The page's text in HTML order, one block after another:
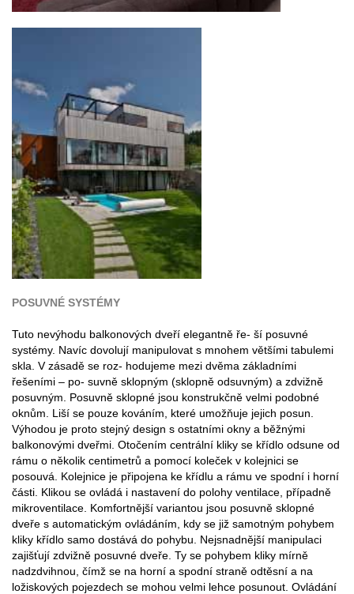
POSUVNÉ SYSTÉMY
Tuto nevýhodu balkonových dveří elegantně ře- ší posuvné
systémy. Navíc dovolují manipulovat s mnohem většími tabulemi
skla. V zásadě se roz- hodujeme mezi dvěma základními
řešeními – po- suvně sklopným (sklopně odsuvným) a zdvižně
posuvným. Posuvně sklopné jsou konstrukčně velmi podobné
oknům. Liší se pouze kováním, které umožňuje jejich posun.
Výhodou je proto stejný design s ostatními okny a běžnými
balkonovými dveřmi. Otočením centrální kliky se křídlo odsune od
rámu o několik centimetrů a pomocí koleček v kolejnici se
posouvá. Kolejnice je připojena ke křídlu a rámu ve spodní i horní
části. Klikou se ovládá i nastavení do polohy ventilace, případně
mikroventilace. Komfortnější variantou jsou posuvně sklopné
dveře s automatickým ovládáním, kdy se již samotným pohybem
kliky křídlo samo dostává do pohybu. Nejsnadnější manipulaci
zajišťují zdvižně posuvné dveře. Ty se pohybem kliky mírně
nadzdvihnou, čímž se na horní a spodní straně odtěsní a na
ložiskových pojezdech se mohou velmi lehce posunout. Ovládání